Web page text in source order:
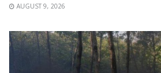
AUGUST 9, 2026